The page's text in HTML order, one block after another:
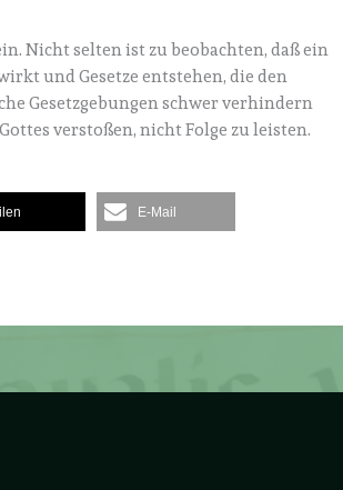
Nicht selten ist zu beobachten, daß ein
und Gesetze entstehen, die den
Gesetzgebungen schwer verhindern
verstoßen, nicht Folge zu leisten.
E-Mail